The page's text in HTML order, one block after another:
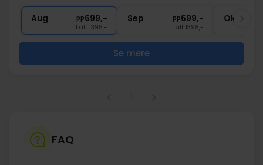
∞ Gratis parkering og internet
Aug pp699,-
I alt 1398,-
Sep pp699,-
I alt 1398,-
Okt
Se mere
FAQ